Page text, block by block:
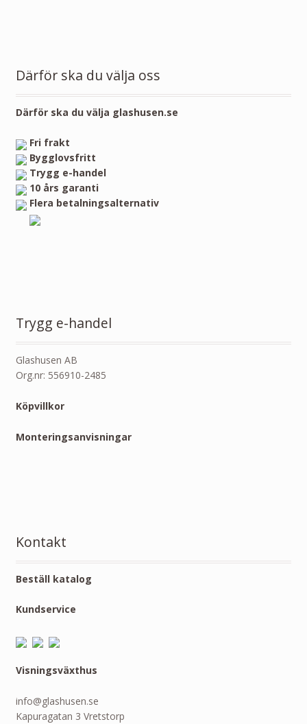
Därför ska du välja oss
Därför ska du välja glashusen.se
Fri frakt
Bygglovsfritt
Trygg e-handel
10 års garanti
Flera betalningsalternativ
Trygg e-handel
Glashusen AB
Org.nr: 556910-2485
Köpvillkor
Monteringsanvisningar
Kontakt
Beställ katalog
Kundservice
Visningsväxthus
info@glashusen.se
Kapuragatan 3 Vretstorp